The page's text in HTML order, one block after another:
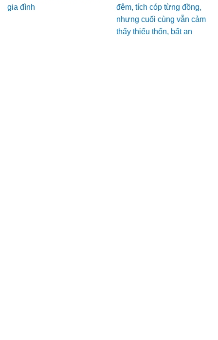
gia đình
đêm, tích cóp từng đồng,
nhưng cuối cùng vẫn cảm
thấy thiếu thốn, bất an